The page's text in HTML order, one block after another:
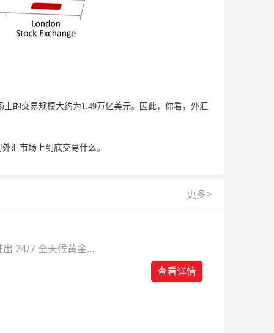
交易规模大约为1.49万亿美元。因此，你看，外汇
汇市场上到底交易什么。
更多>
24/7 全天候黄金
查看详情